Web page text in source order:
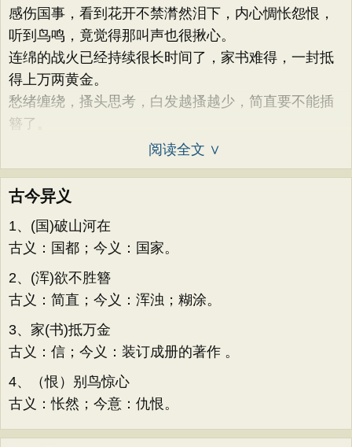
感伤国事，看到花开不禁潸然泪下，内心惆怅怨恨，
听到鸟鸣，竟觉得那叫声也很揪心。
连绵的战火已经持续很长时间了，家书难得，一封抵
得上万两黄金。
愁绪缠绕，搔头思考，白发越搔越少，简直要不能插
簪了。
阅读全文 ∨
古今异义
1、(国)破山河在
古义：国都；今义：国家。
2、(浑)欲不胜簪
古义：简直；今义：浑浊；糊涂。
3、家(书)抵万金
古义：信；今义：装订成册的著作 。
4、（恨）别鸟惊心
古义：怅然；今意：仇恨。